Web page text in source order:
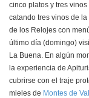
cinco platos y tres
catando tres vinos de
de los Relojes con
último día (domingo)
La Buena. En algún
la experiencia de
cubrirse con el traje
mieles de Montes de